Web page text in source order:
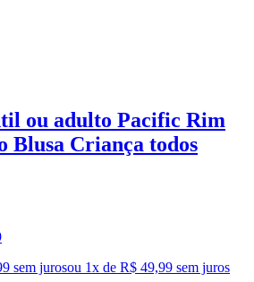
ou adulto Pacific Rim
Blusa Criança todos
sem jurosou 1x de R$ 49,99 sem juros